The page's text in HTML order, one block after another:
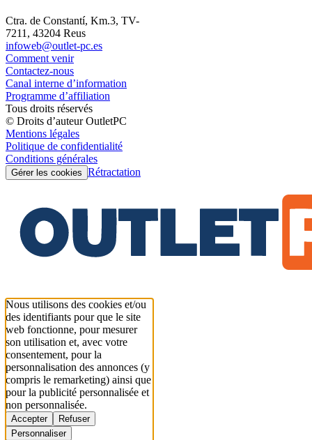
Ctra. de Constantí, Km.3, TV-
7211, 43204 Reus
infoweb@outlet-pc.es
Comment venir
Contactez-nous
Canal interne d’information
Programme d’affiliation
Tous droits réservés
© Droits d’auteur OutletPC
Mentions légales
Politique de confidentialité
Conditions générales
Gérer les cookies Rétractation
Nous utilisons des cookies et/ou
des identifiants pour que le site
web fonctionne, pour mesurer
son utilisation et, avec votre
consentement, pour la
personnalisation des annonces (y
compris le remarketing) ainsi que
pour la publicité personnalisée et
non personnalisée.
Accepter
Refuser
Personnaliser